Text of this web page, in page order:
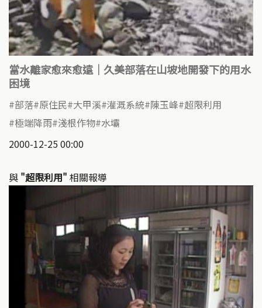
當水離家愈來愈遠｜久美部落在山坡地開發下的用水
困境
部落 原住民 大甲溪 灌溉系統 陳玉峰 超限利用
極端降雨 淺根作物 水壩
2000-12-25 00:00
與 "超限利用" 相關報導